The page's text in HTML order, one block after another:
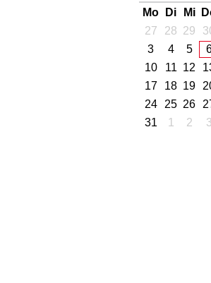
Mo
Di Mi
27
28 29
3
4 5
10
11 12
17
18 19
24
25 26
31
1 2 3